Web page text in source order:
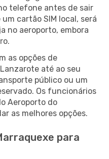
telefone antes de sair
cartão SIM local, será
no aeroporto, embora
as opções de
até ao seu
público ou um
Os funcionários
Aeroporto do
as melhores opções.
para